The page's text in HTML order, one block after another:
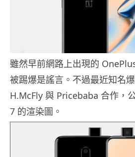
雖然早前網路上出現的
被踢爆是謠言。不過最近知名
H.McFly 與 Pricebaba 合作，
7 的渲染圖。